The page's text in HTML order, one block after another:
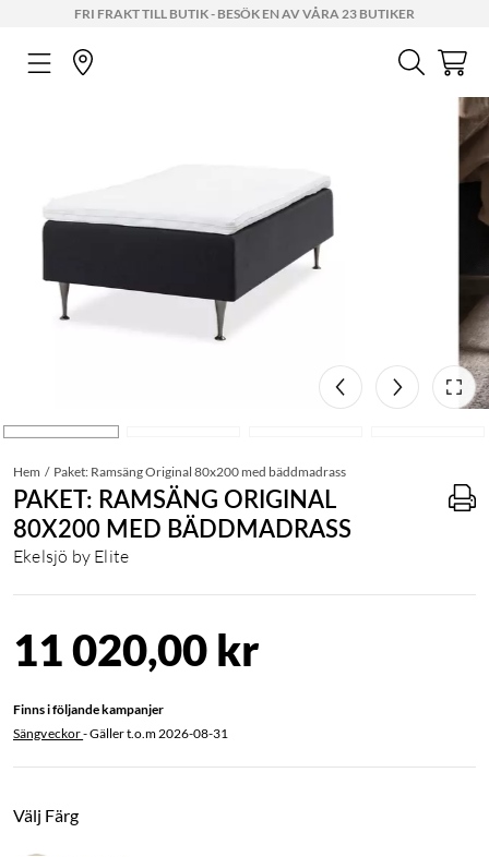
FRI FRAKT TILL BUTIK - BESÖK EN AV VÅRA 23 BUTIKER
Hem Paket: Ramsäng Original 80x200 med bäddmadrass
PAKET: RAMSÄNG ORIGINAL
80X200 MED BÄDDMADRASS
Ekelsjö by Elite
11 020,00 kr
Finns i följande kampanjer
Sängveckor- Gäller t.o.m 2026-08-31
Välj Färg